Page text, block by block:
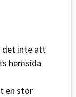
det inte att
hemsida
en stor